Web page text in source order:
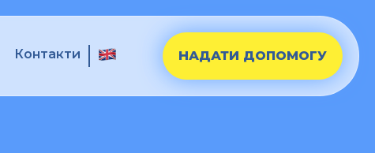
Контакти НАДАТИ ДОПОМОГУ